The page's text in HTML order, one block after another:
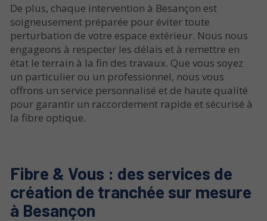
De plus, chaque intervention à Besançon est
soigneusement préparée pour éviter toute
perturbation de votre espace extérieur. Nous nous
engageons à respecter les délais et à remettre en
état le terrain à la fin des travaux. Que vous soyez
un particulier ou un professionnel, nous vous
offrons un service personnalisé et de haute qualité
pour garantir un raccordement rapide et sécurisé à
la fibre optique.
Fibre & Vous : des services de
création de tranchée sur mesure
à Besançon